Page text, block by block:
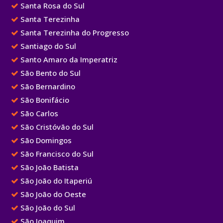
Santa Rosa do Sul
Santa Terezinha
Santa Terezinha do Progresso
Santiago do Sul
Santo Amaro da Imperatriz
São Bento do Sul
São Bernardino
São Bonifácio
São Carlos
São Cristóvão do Sul
São Domingos
São Francisco do Sul
São João Batista
São João do Itaperiú
São João do Oeste
São João do Sul